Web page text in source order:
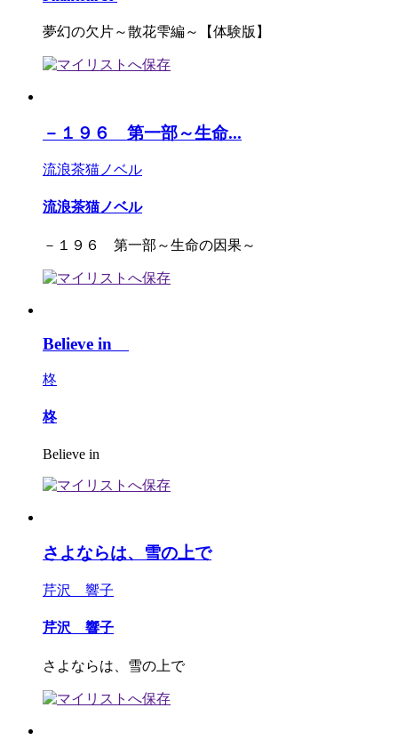
夢幻の欠片～散花雫編～【体験版】
－１９６ 第一部～生命...
流浪茶猫ノベル
流浪茶猫ノベル
－１９６ 第一部～生命の因果～
Believe in
柊
柊
Believe in
さよならは、雪の上で
芹沢 響子
芹沢 響子
さよならは、雪の上で